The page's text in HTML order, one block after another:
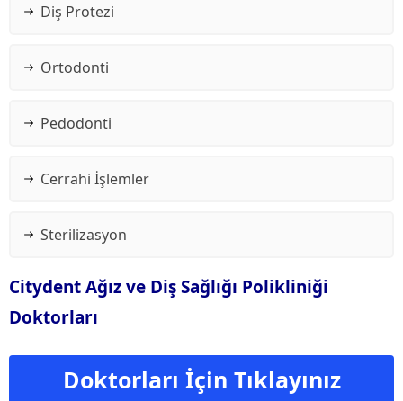
Diş Protezi
Ortodonti
Pedodonti
Cerrahi İşlemler
Sterilizasyon
Citydent Ağız ve Diş Sağlığı Polikliniği
Doktorları
Doktorları İçin Tıklayınız